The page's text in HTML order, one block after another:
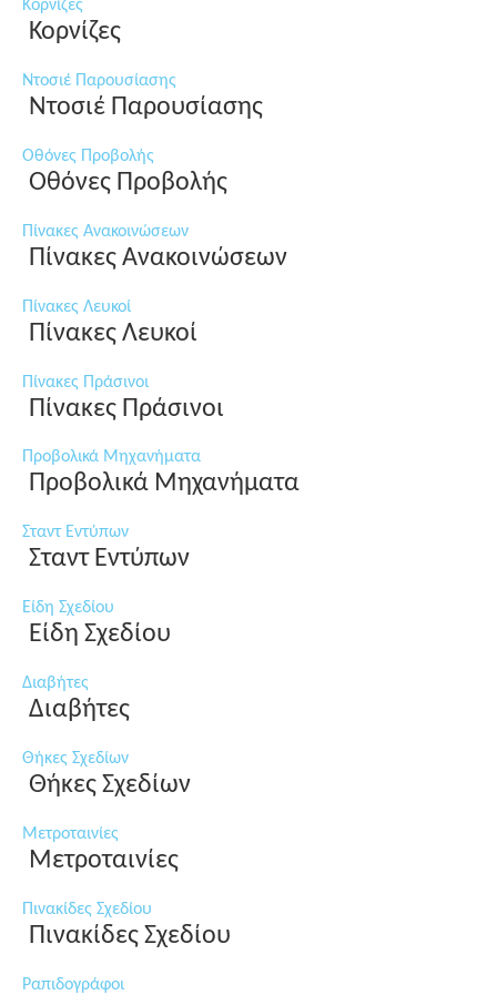
Κορνίζες
Κορνίζες
Ντοσιέ Παρουσίασης
Ντοσιέ Παρουσίασης
Οθόνες Προβολής
Οθόνες Προβολής
Πίνακες Ανακοινώσεων
Πίνακες Ανακοινώσεων
Πίνακες Λευκοί
Πίνακες Λευκοί
Πίνακες Πράσινοι
Πίνακες Πράσινοι
Προβολικά Μηχανήματα
Προβολικά Μηχανήματα
Σταντ Εντύπων
Σταντ Εντύπων
Είδη Σχεδίου
Είδη Σχεδίου
Διαβήτες
Διαβήτες
Θήκες Σχεδίων
Θήκες Σχεδίων
Μετροταινίες
Μετροταινίες
Πινακίδες Σχεδίου
Πινακίδες Σχεδίου
Ραπιδογράφοι